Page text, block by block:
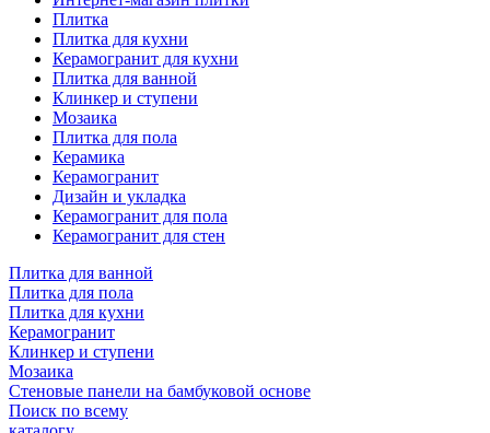
Плитка
Плитка для кухни
Керамогранит для кухни
Плитка для ванной
Клинкер и ступени
Мозаика
Плитка для пола
Керамика
Керамогранит
Дизайн и укладка
Керамогранит для пола
Керамогранит для стен
Плитка для ванной
Плитка для пола
Плитка для кухни
Керамогранит
Клинкер и ступени
Мозаика
Стеновые панели на бамбуковой основе
Поиск по всему